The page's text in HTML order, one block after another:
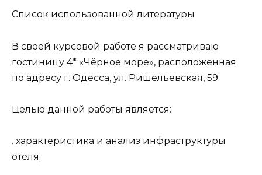
Список использованной литературы
В своей курсовой работе я рассматриваю
гостиницу 4* «Чёрное море», расположенная
по адресу г. Одесса, ул. Ришельевская, 59.
Целью данной работы является:
. характеристика и анализ инфраструктуры
отеля;